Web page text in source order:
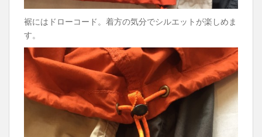
裾にはドローコード。着方の気分でシルエットが楽しめま
す。